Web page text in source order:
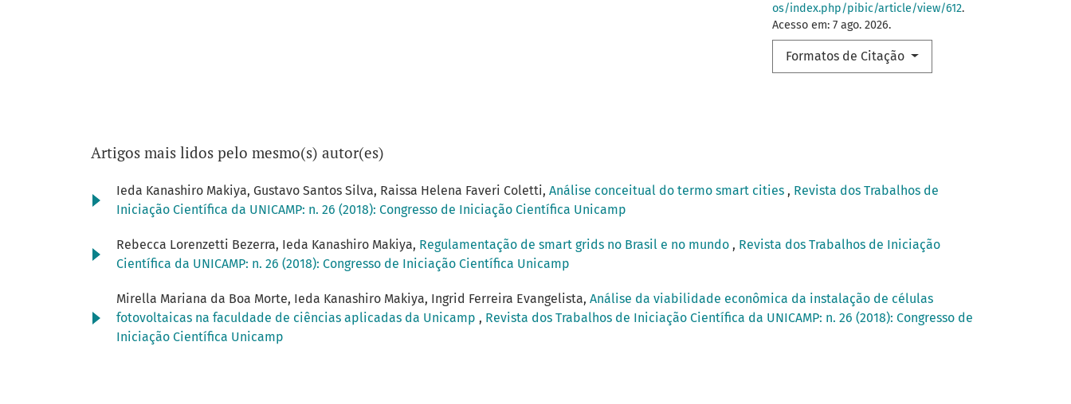
os/index.php/pibic/article/view/612.
Acesso em: 7 ago. 2026.
Formatos de Citação
Artigos mais lidos pelo mesmo(s) autor(es)
Ieda Kanashiro Makiya, Gustavo Santos Silva, Raissa Helena Faveri Coletti, Análise conceitual do termo smart cities , Revista dos Trabalhos de
Iniciação Científica da UNICAMP: n. 26 (2018): Congresso de Iniciação Científica Unicamp
Rebecca Lorenzetti Bezerra, Ieda Kanashiro Makiya, Regulamentação de smart grids no Brasil e no mundo , Revista dos Trabalhos de Iniciação
Científica da UNICAMP: n. 26 (2018): Congresso de Iniciação Científica Unicamp
Mirella Mariana da Boa Morte, Ieda Kanashiro Makiya, Ingrid Ferreira Evangelista, Análise da viabilidade econômica da instalação de células
fotovoltaicas na faculdade de ciências aplicadas da Unicamp , Revista dos Trabalhos de Iniciação Científica da UNICAMP: n. 26 (2018): Congresso de
Iniciação Científica Unicamp